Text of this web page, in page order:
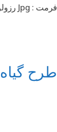
فرمت : Jpg رزولوشن: 1369 * 1024 طرح حاشیه گل در سایز A4 مناسب چاپ تقدیر نامه و …
طرح